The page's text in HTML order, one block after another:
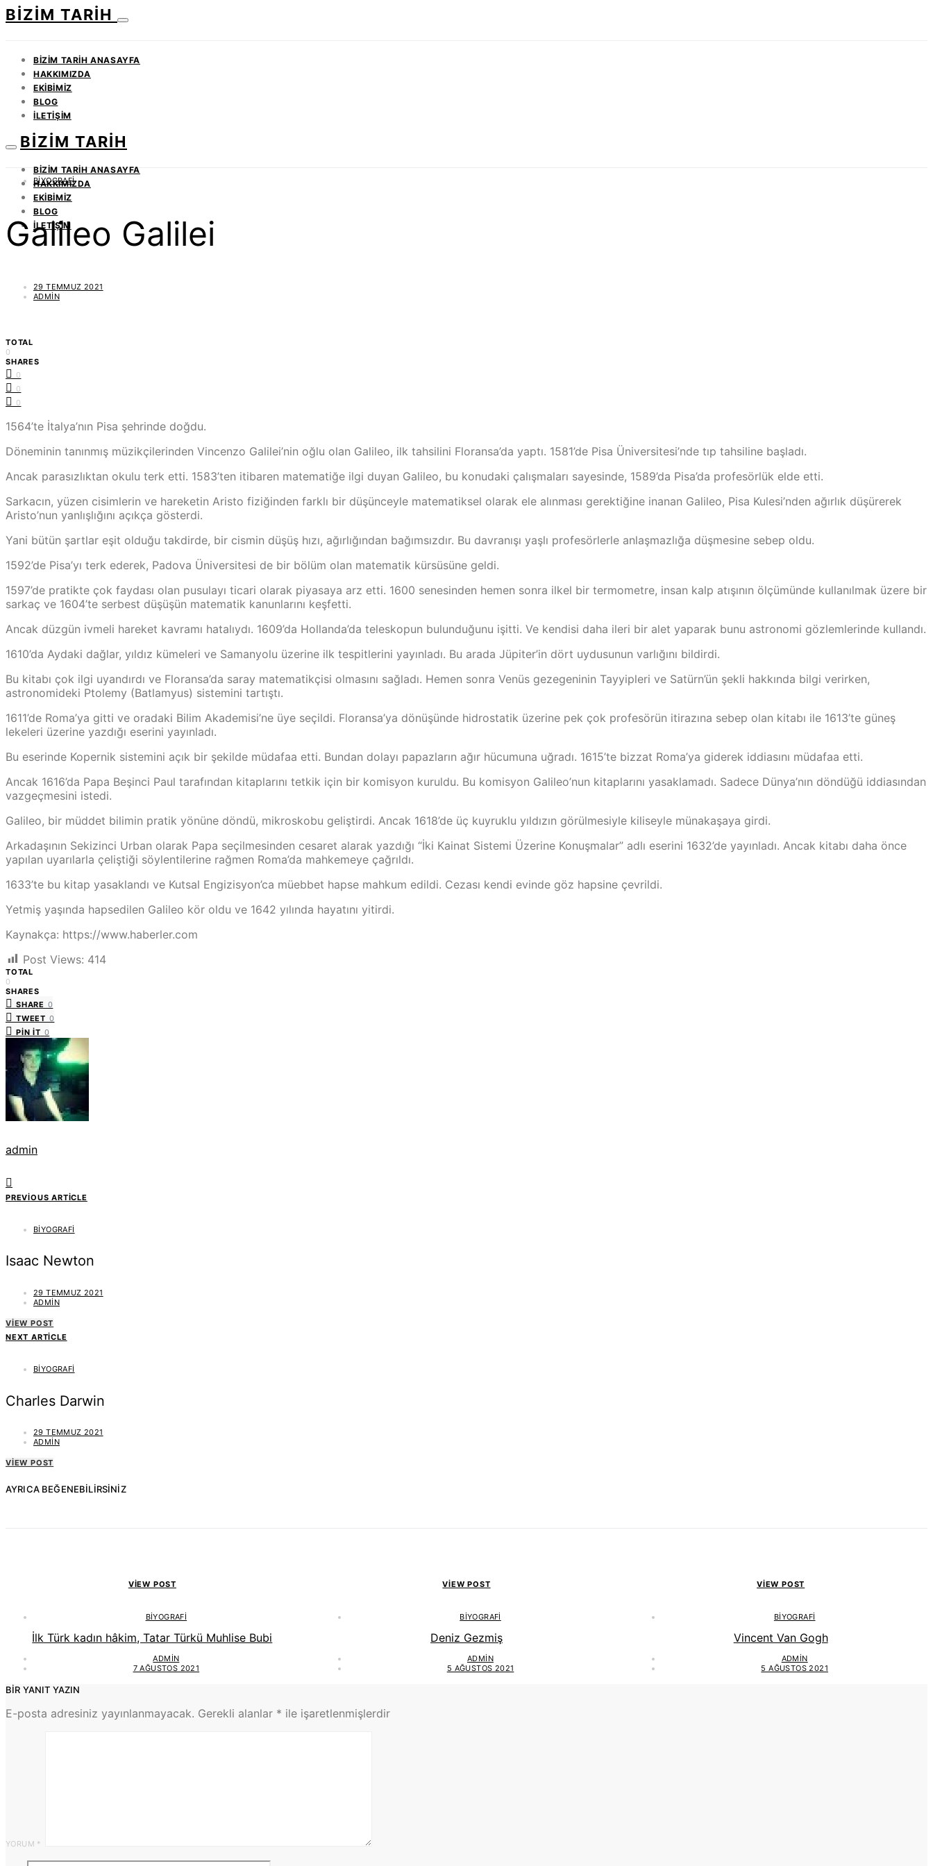
BIZIM TARIH
BIZIM TARIH ANASAYFA
HAKKIMIZDA
EKIBIMIZ
BLOG
İLETIŞIM
BIZIM TARIH
BIZIM TARIH ANASAYFA
HAKKIMIZDA
EKIBIMIZ
BLOG
İLETIŞIM
BIYOGRAFI
Galileo Galilei
29 TEMMUZ 2021
ADMIN
TOTAL
0
SHARES
0
0
0
1564’te İtalya’nın Pisa şehrinde doğdu.
Dönemi­nin tanınmış müzikçilerinden Vincenzo Galile­i’nin oğlu olan Galileo, ilk tahsilini Floransa’da yaptı. 1581’de Pisa Üniversitesi’nde tıp tahsiline başladı.
Ancak parasızlıktan okulu terk etti. 1583’ten itibaren matematiğe ilgi duyan Galileo, bu konudaki çalışmaları sayesinde, 1589’da Pisa’da profesörlük elde etti.
Sarkacın, yüzen cisimlerin ve hareketin Aristo fiziğinden farklı bir düşünceyle matematiksel olarak ele alınması gerektiğine inanan Galileo, Pisa Kulesi’nden ağırlık düşürerek
Aristo’nun yanlışlığını açıkça gösterdi.
Yani bütün şartlar eşit olduğu takdirde, bir cismin düşüş hızı, ağırlığından bağımsızdır. Bu davranışı yaşlı profesörlerle anlaşmazlığa düşmesine sebep oldu.
1592’de Pisa’yı terk ederek, Padova Üniversitesi de bir bölüm olan matematik kürsüsüne geldi.
1597’de pratikte çok faydası olan pusulayı ticari olarak piyasaya arz etti. 1600 senesinden hemen sonra ilkel bir termometre, insan kalp atışının ölçümünde kullanılmak üzere bir
sarkaç ve 1604’te serbest düşüşün matematik kanunlarını keşfetti.
Ancak düzgün ivmeli hareket kavramı hatalıydı. 1609’da Hollanda’da teleskopun bulunduğunu işitti. Ve kendisi daha ileri bir alet yaparak bunu astronomi gözlemlerinde kullandı.
1610’da Aydaki dağlar, yıldız kümeleri ve Samanyolu üzerine ilk tespitlerini yayınladı. Bu arada Jüpiter’in dört uydusunun varlığını bildirdi.
Bu kitabı çok ilgi uyandırdı ve Floransa’da saray matematikçisi olmasını sağladı. Hemen sonra Venüs gezegeninin Tayyipleri ve Satürn’ün şekli hakkında bilgi verirken,
astronomideki Ptolemy (Batlamyus) sistemini tartıştı.
1611’de Roma’ya gitti ve oradaki Bilim Akademisi’ne üye seçildi. Floransa’ya dönüşünde hidrostatik üzerine pek çok profesörün itirazına sebep olan kitabı ile 1613’te güneş
lekeleri üzerine yazdığı eserini yayınladı.
Bu eserinde Kopernik sistemini açık bir şekilde müdafaa etti. Bundan dolayı papazların ağır hücumuna uğradı. 1615’te bizzat Roma’ya giderek iddiasını müdafaa etti.
Ancak 1616’da Papa Beşinci Paul tarafından kitaplarını tetkik için bir komisyon kuruldu. Bu komisyon Galileo’nun kitaplarını yasaklamadı. Sadece Dünya’nın döndüğü iddiasından
vazgeçmesini istedi.
Galileo, bir müddet bilimin pratik yönüne döndü, mikroskobu geliştirdi. Ancak 1618’de üç kuyruklu yıldızın görülmesiyle kiliseyle münakaşaya girdi.
Arkadaşının Sekizinci Urban olarak Papa seçilmesinden cesaret alarak yazdığı “İki Kainat Sistemi Üzerine Konuşmalar” adlı eserini 1632’de yayınladı. Ancak kitabı daha önce
yapılan uyarılarla çeliştiği söylentilerine rağmen Roma’da mahkemeye çağrıldı.
1633’te bu kitap yasaklandı ve Kutsal Engizisyon’ca müebbet hapse mahkum edildi. Cezası kendi evinde göz hapsine çevrildi.
Yetmiş yaşında hapsedilen Galileo kör oldu ve 1642 yılında hayatını yitirdi.
Kaynakça: https://www.haberler.com
Post Views: 414
TOTAL
0
SHARES
SHARE 0
TWEET 0
PIN IT 0
admin
PREVIOUS ARTICLE
BIYOGRAFI
Isaac Newton
29 TEMMUZ 2021
ADMIN
VIEW POST
NEXT ARTICLE
BIYOGRAFI
Charles Darwin
29 TEMMUZ 2021
ADMIN
VIEW POST
AYRICA BEĞENEBILIRSINIZ
VIEW POST
BIYOGRAFI
İlk Türk kadın hâkim, Tatar Türkü Muhlise Bubi
ADMIN
7 AĞUSTOS 2021
VIEW POST
BIYOGRAFI
Deniz Gezmiş
ADMIN
5 AĞUSTOS 2021
VIEW POST
BIYOGRAFI
Vincent Van Gogh
ADMIN
5 AĞUSTOS 2021
BIR YANIT YAZIN
E-posta adresiniz yayınlanmayacak. Gerekli alanlar * ile işaretlenmişlerdir
YORUM *